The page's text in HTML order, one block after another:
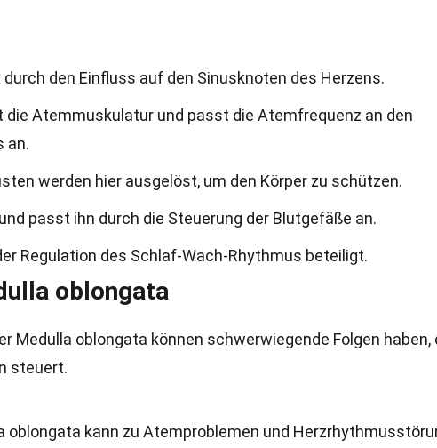
den Einfluss auf den Sinusknoten des Herzens.
die Atemmuskulatur und passt die Atemfrequenz an den
an.
werden hier ausgelöst, um den Körper zu schützen.
passt ihn durch die Steuerung der Blutgefäße an.
Regulation des Schlaf-Wach-Rhythmus beteiligt.
oblongata
Medulla oblongata können schwerwiegende Folgen haben,
steuert.
oblongata kann zu Atemproblemen und